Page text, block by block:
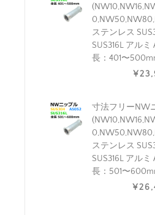
ステンレス
SUS316L アルミ
長：401〜
寸法フリーNW
ステンレス
SUS316L アルミ
長：501〜